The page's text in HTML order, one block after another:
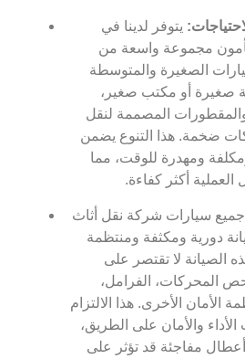
يتوفر لدينا في
مجموعة واسعة من
الصغيرة والمتوسطة
صغيرة أو مكتب صغير،
المصممة لنقل
ضخمة. هذا التنوع يضمن
ومهدرة للوقت، مما
أكثر كفاءة.
سيارات شركة نقل أثاث
دورية ومكثفة ومنتظمة
الصيانة لا تقتصر على
المحركات، الفرامل،
الأمان الأخرى. هذا الالتزام
والأمان على الطريق،
مفاجئة قد تؤثر على